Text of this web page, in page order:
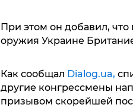
При этом он добавил,
оружия Украине
Как сообщал Dialog.ua,
другие конгрессмены
призывом скорейшей